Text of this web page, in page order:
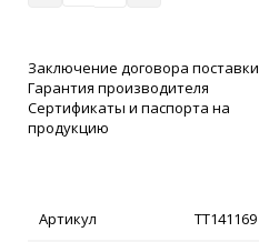
Заключение договора поставки
Гарантия производителя
Сертификаты и паспорта на
продукцию
Артикул ТТ141169